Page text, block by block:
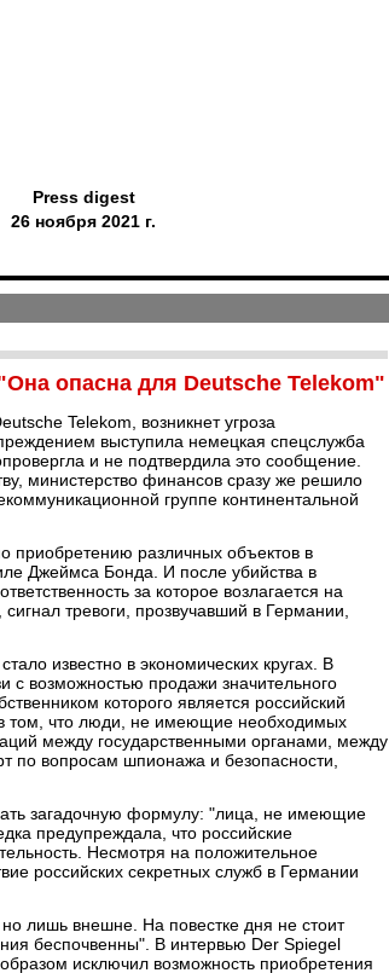
Press digest
26 ноября 2021 г.
опасна для Deutsche Telekom"
Telekom, возникнет угроза
выступила немецкая спецслужба
и не подтвердила это сообщение.
министерство финансов сразу же решило
группе континентальной
приобретению различных объектов в
Джеймса Бонда. И после убийства в
за которое возлагается на
тревоги, прозвучавший в Германии,
известно в экономических кругах. В
с возможностью продажи значительного
которого является российский
том, что люди, не имеющие необходимых
между государственными органами, между
по вопросам шпионажа и безопасности,
загадочную формулу: "лица, не имеющие
предупреждала, что российские
Несмотря на положительное
российских секретных служб в Германии
лишь внешне. На повестке дня не стоит
беспочвенны". В интервью Der Spiegel
исключил возможность приобретения